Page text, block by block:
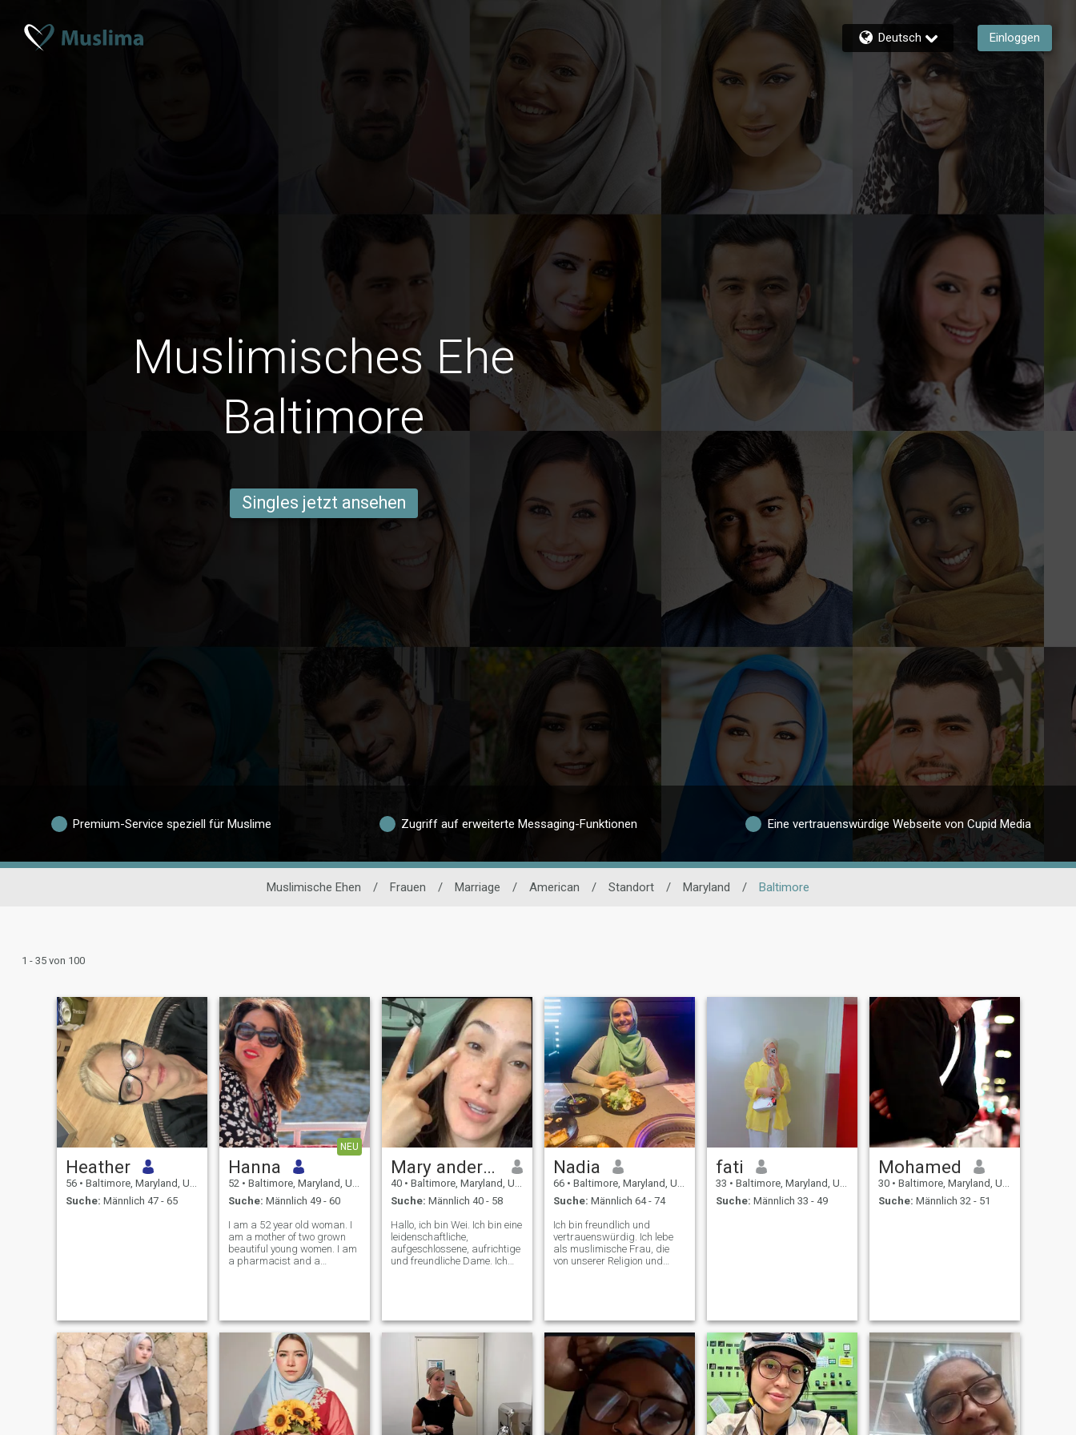
Deutsch Einloggen
Muslimisches Ehe
Baltimore
Singles jetzt ansehen
Premium-Service speziell für Muslime Zugriff auf erweiterte Messaging-Funktionen Eine vertrauenswürdige Webseite von Cupid Media
Muslimische Ehen / Frauen / Marriage / American / Standort / Maryland / Baltimore
1 - 35 von 100
Heather
56 • Baltimore, Maryland, USA
Suche: Männlich 47 - 65
NEU
Hanna
52 • Baltimore, Maryland, USA
Suche: Männlich 49 - 60
I am a 52 year old woman. I
am a mother of two grown
beautiful young women. I am
a pharmacist and a
build a life together
Mary anderson
40 • Baltimore, Maryland, USA
Suche: Männlich 40 - 58
Hallo, ich bin Wei. Ich bin eine
leidenschaftliche,
aufgeschlossene, aufrichtige
und freundliche Dame. Ich
unternehmerischen Weg zu
begeben. Jetzt bin ich auf
dem Gebiet der
Biotechnologie tätig, wobei
ich mich speziell auf
Leberzellen und die
Gesundheitsindustrie
konzentriere. Diese Arbeit ist
sowohl anspruchsvoll als
auch lohnend, da sie mir
Nadia
66 • Baltimore, Maryland, USA
Suche: Männlich 64 - 74
Ich bin freundlich und
vertrauenswürdig. Ich lebe
als muslimische Frau, die
von unserer Religion und
Jenseits unsere ewige
Ruhestätte ist. Das Leben ist
nichts als ein Traum, und es
geht so schnell im
Handumdrehen vorbei. Ich
bin auch süß und liebevoll,
intelligent und aufrichtig.
fati
33 • Baltimore, Maryland, USA
Suche: Männlich 33 - 49
Mohamed
30 • Baltimore, Maryland, USA
Suche: Männlich 32 - 51